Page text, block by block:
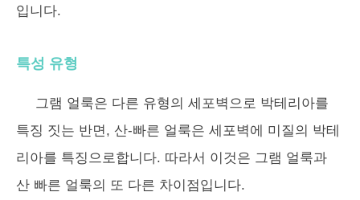
입니다.
특성 유형
그램 얼룩은 다른 유형의 세포벽으로 박테리아를
특징 짓는 반면, 산-빠른 얼룩은 세포벽에 미질의 박테
리아를 특징으로합니다. 따라서 이것은 그램 얼룩과
산 빠른 얼룩의 또 다른 차이점입니다.